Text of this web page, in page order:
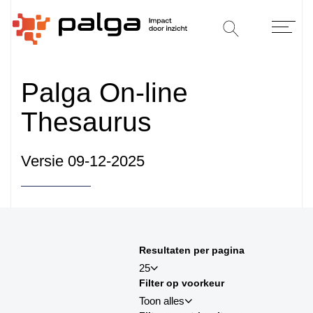
Palga On-line
Thesaurus
Versie 09-12-2025
Resultaten per pagina
25
25
Filter op voorkeur
Toon alles
sortby_title:desc
sortby_palga:asc